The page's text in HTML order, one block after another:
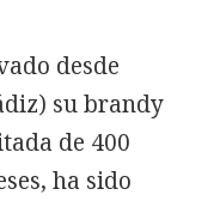
desde
su brandy
de 400
ha sido